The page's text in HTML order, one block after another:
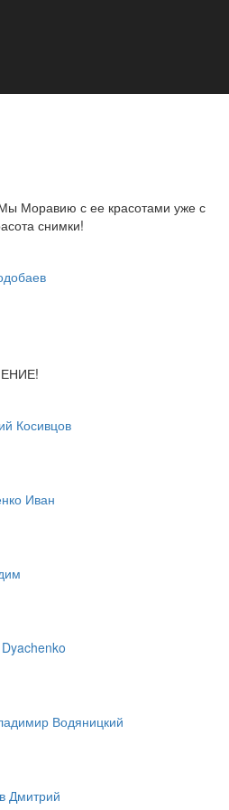
Моравию с ее красотами уже с
снимки!
Косивцов
Иван
Водяницкий
Дмитрий